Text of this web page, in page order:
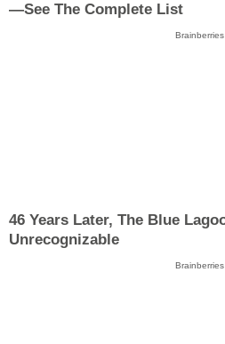
—See The Complete List
Brainberries
46 Years Later, The Blue
Unrecognizable
Brainberries